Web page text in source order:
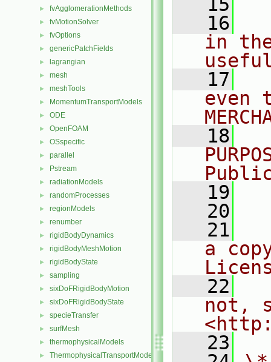
► fvAgglomerationMethods
► fvMotionSolver
► fvOptions
► genericPatchFields
► lagrangian
► mesh
► meshTools
► MomentumTransportModels
► ODE
► OpenFOAM
► OSspecific
► parallel
► Pstream
► radiationModels
► randomProcesses
► regionModels
► renumber
► rigidBodyDynamics
► rigidBodyMeshMotion
► rigidBodyState
► sampling
► sixDoFRigidBodyMotion
► sixDoFRigidBodyState
► specieTransfer
► surfMesh
► thermophysicalModels
► ThermophysicalTransportModels
   16
in
   17
even
   18
   19
   20
   21
a
   22
not,
   23